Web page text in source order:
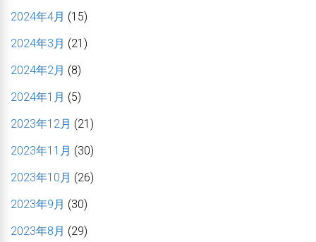
2024年4月 (15)
2024年3月 (21)
2024年2月 (8)
2024年1月 (5)
2023年12月 (21)
2023年11月 (30)
2023年10月 (26)
2023年9月 (30)
2023年8月 (29)